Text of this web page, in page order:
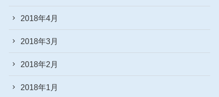
2018年4月
2018年3月
2018年2月
2018年1月